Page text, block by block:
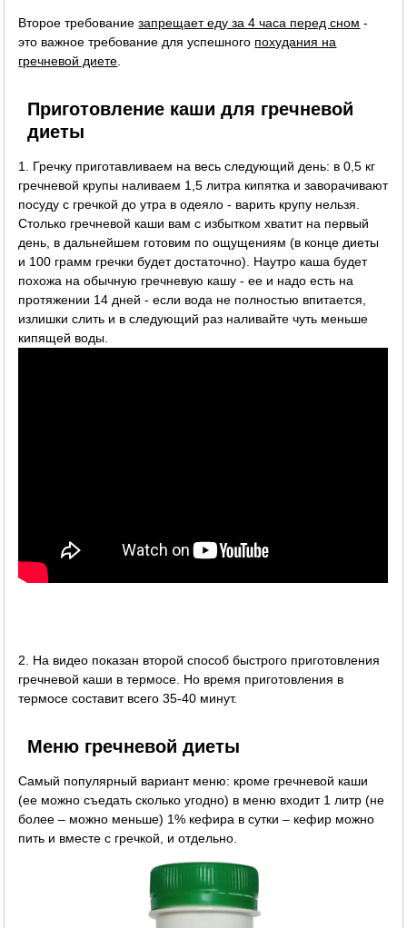
Второе требованиезапрещает еду за 4 часа перед сном -
это важное требование для успешного похудания на
гречневой диете
Приготовление каши для гречневой
диеты
1. Гречку приготавливаем на весь следующий день: в 0,5 кг
гречневой крупы наливаем 1,5 литра кипятка и заворачивают
посуду с гречкой до утра в одеяло - варить крупу нельзя.
Столько гречневой каши вам с избытком хватит на первый
день, в дальнейшем готовим по ощущениям (в конце диеты
и 100 грамм гречки будет достаточно). Наутро каша будет
похожа на обычную гречневую кашу - ее и надо есть на
протяжении 14 дней - если вода не полностью впитается,
излишки слить и в следующий раз наливайте чуть меньше
кипящей воды.
2. На видео показан второй способ быстрого приготовления
гречневой каши в термосе. Но время приготовления в
термосе составит всего 35-40 минут.
Меню гречневой диеты
Самый популярный вариант меню: кроме гречневой каши
(ее можно съедать сколько угодно) в меню входит 1 литр (не
более – можно меньше) 1% кефира в сутки – кефир можно
пить и вместе с гречкой, и отдельно.